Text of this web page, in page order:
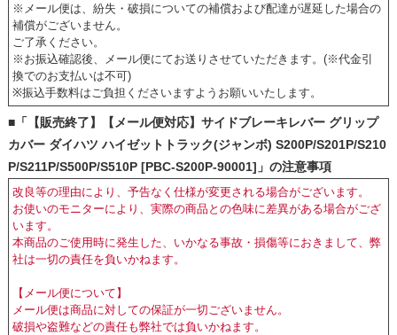
※メール便は、紛失・破損についての補償および配達が遅延した場合の
補償がございません。
ご了承ください。
※お振込確認後、メール便にてお送りさせていただきます。(※代金引
換でのお支払いは不可)
※振込手数料はご負担くださいますようお願いいたします。
■「【販売終了】【メール便対応】サイドブレーキレバー グリップ
カバー ダイハツ ハイゼットトラック(ジャンボ) S200P/S201P/S210
P/S211P/S500P/S510P [PBC-S200P-90001]」の注意事項
改良等の理由により、予告なく仕様が変更される場合がございます。
お使いのモニターにより、実際の商品との色味に差異がある場合がござ
います。
本商品のご使用時に発生した、いかなる事故・損傷等におきまして、弊
社は一切の責任を負いかねます。
【メール便について】
メール便は商品に対しての保証が一切ございません。
破損や盗難などの責任も弊社では負いかねます。